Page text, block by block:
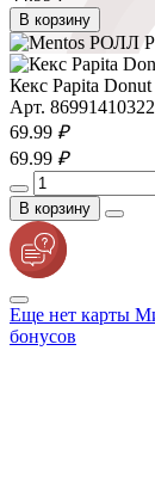
В корзину
Кекс Papita
Арт.
69.99 ₽
69.99 ₽
В корзину
Еще нет карты
бонусов